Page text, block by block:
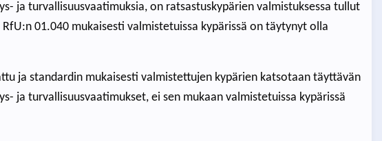
ja turvallisuusvaatimuksia, on ratsastuskypärien valmistuksessa tullut
01.040 mukaisesti valmistetuissa kypärissä on täytynyt olla
ja standardin mukaisesti valmistettujen kypärien katsotaan täyttävän
ja turvallisuusvaatimukset, ei sen mukaan valmistetuissa kypärissä